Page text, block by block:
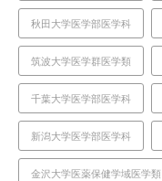
秋田大学医学部医学科
筑波大学医学群医学類
千葉大学医学部医学科
新潟大学医学部医学科
金沢大学医薬保健学域医学類